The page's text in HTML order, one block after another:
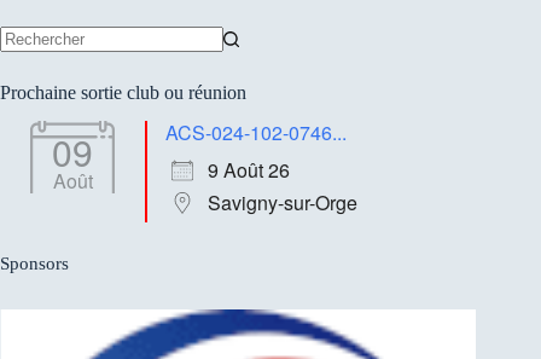
résultat
Prochaine sortie club ou réunion
09
Août
ACS-024-102-0746...
9 Août 26
Savigny-sur-Orge
Sponsors